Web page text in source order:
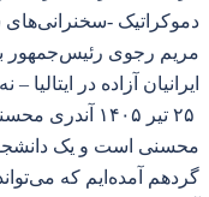
دموکراتیک -
مریم رجوی رئیس‌جمهور
ایرانیان آزاده در
۲۵ تیر ۱۴۰۵
گردهم آمده‌ایم که